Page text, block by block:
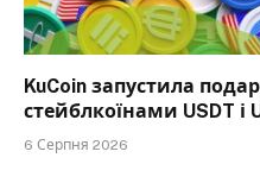
KuCoin запустила
стейблкоїнами USDT і
6 Серпня 2026